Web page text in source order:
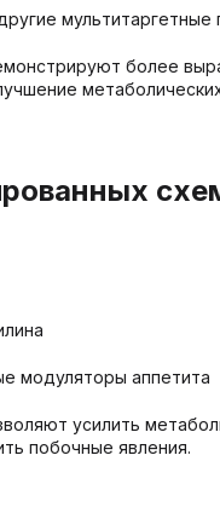
мультитаргетные
более
модуляторы аппетита
усилить
побочные явления.